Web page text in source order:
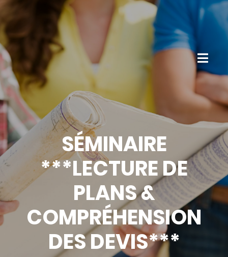
SÉMINAIRE
***LECTURE DE
PLANS &
COMPRÉHENSION
DES DEVIS***